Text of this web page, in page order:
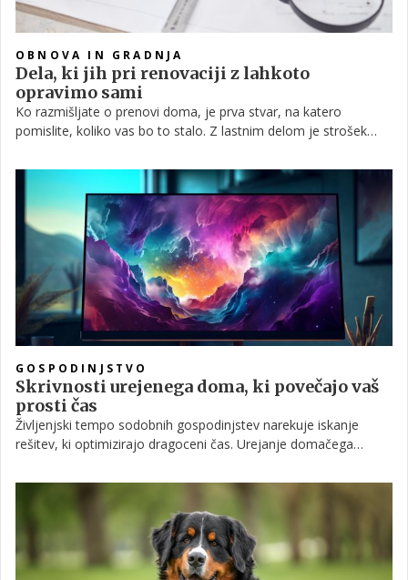
OBNOVA IN GRADNJA
Dela, ki jih pri renovaciji z lahkoto
opravimo sami
Ko razmišljate o prenovi doma, je prva stvar, na katero
pomislite, koliko vas bo to stalo. Z lastnim delom je strošek
nas najcenejše rešitve in bližnjice včasih stanejo največ. Da ne
bi prišlo do nepredvidenih zapletov, vedno premislite, katera
dela lahko zares opravite sami – in katera raje prepustite
strokovnjakom.
GOSPODINJSTVO
Skrivnosti urejenega doma, ki povečajo vaš
prosti čas
Življenjski tempo sodobnih gospodinjstev narekuje iskanje
rešitev, ki optimizirajo dragoceni čas. Urejanje domačega
Premišljeno zasnovani prostori in pametno izbrana oprema
lahko bistveno zmanjšajo vsakodnevno obremenitev in
ustvarijo več prostega časa za dejavnosti, ki nas resnično